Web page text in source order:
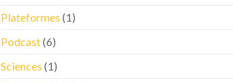
Plateformes (1)
Podcast(6)
Sciences (1)